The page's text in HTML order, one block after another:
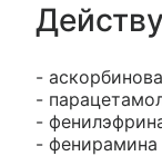
-
-
-
- фенирамина